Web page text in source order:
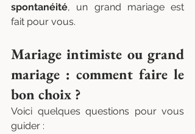
spontanéité, un grand mariage est
fait pour vous.
Mariage intimiste ou grand
mariage : comment faire le
bon choix ?
Voici quelques questions pour vous
guider :